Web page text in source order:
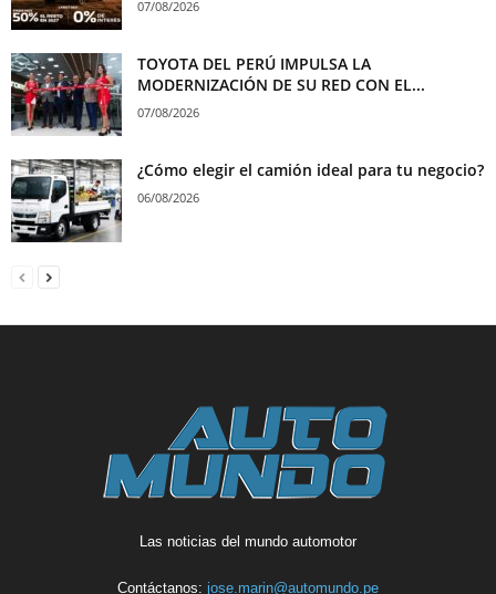
07/08/2026
TOYOTA DEL PERÚ IMPULSA LA
MODERNIZACIÓN DE SU RED CON EL...
07/08/2026
¿Cómo elegir el camión ideal para tu negocio?
06/08/2026
Las noticias del mundo automotor
Contáctanos: jose.marin@automundo.pe